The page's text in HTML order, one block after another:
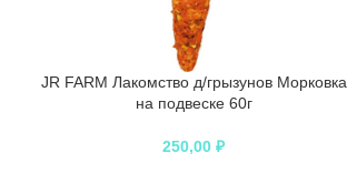
JR FARM Лакомство д/грызунов Морковка
на подвеске 60г
250,00₽